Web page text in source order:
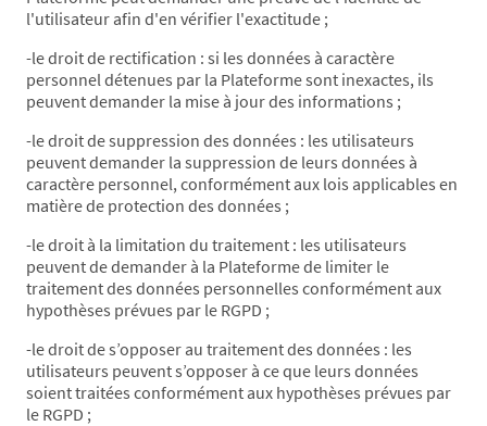
l'utilisateur afin d'en vérifier l'exactitude ;
-le droit de rectification : si les données à caractère
personnel détenues par la Plateforme sont inexactes, ils
peuvent demander la mise à jour des informations ;
-le droit de suppression des données : les utilisateurs
peuvent demander la suppression de leurs données à
caractère personnel, conformément aux lois applicables en
matière de protection des données ;
-le droit à la limitation du traitement : les utilisateurs
peuvent de demander à la Plateforme de limiter le
traitement des données personnelles conformément aux
hypothèses prévues par le RGPD ;
-le droit de s’opposer au traitement des données : les
utilisateurs peuvent s’opposer à ce que leurs données
soient traitées conformément aux hypothèses prévues par
le RGPD ;